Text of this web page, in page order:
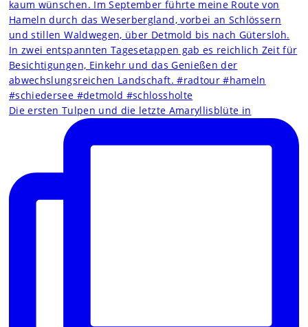
Die ersten Tulpen und die letzte Amaryllisblüte in